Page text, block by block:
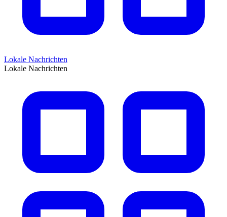
Lokale Nachrichten
Lokale Nachrichten